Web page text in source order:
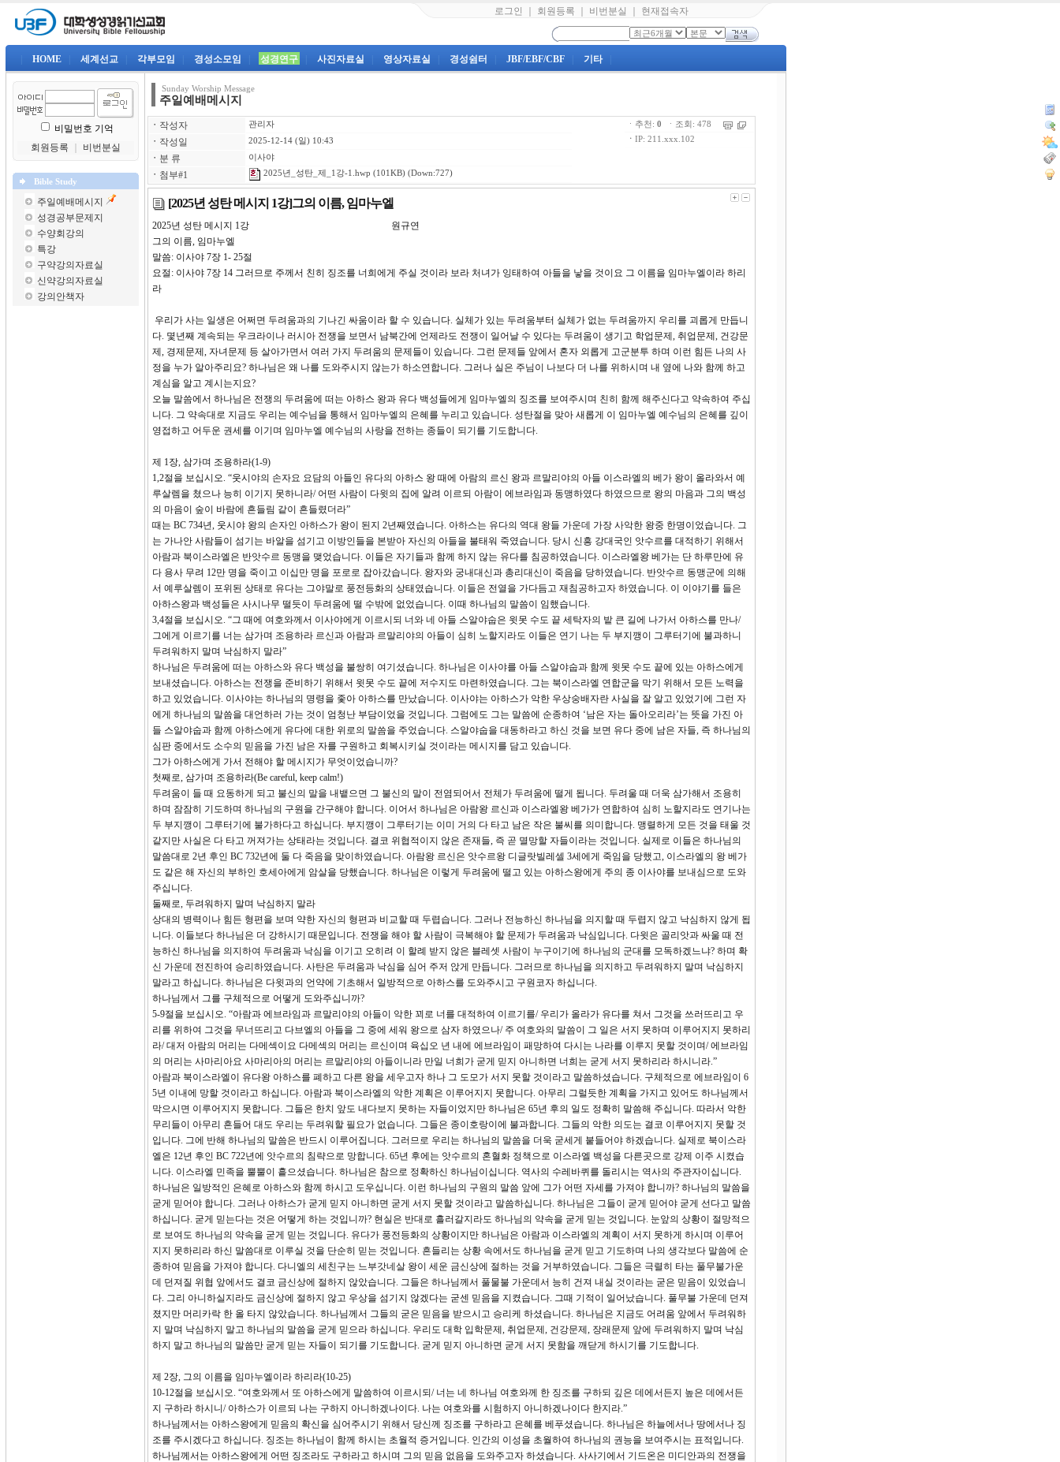
로그인 회원등록 비번분실 현재접속자
HOME 세계선교 각부모임 경성소모임 성경연구 사진자료실 영상자료실 경성쉼터 JBF/EBF/CBF 기타
비밀번호 기억
회원등록
비번분실
Bible Study
주일예배메시지
성경공부문제지
수양회강의
특강
구약강의자료실
신약강의자료실
강의안책자
Sunday Worship Message
주일예배메시지
ㆍ 작성자 관리자
ㆍ 작성일 2025-12-14 (일) 10:43
ㆍ 분 류 이사야
ㆍ 첨부#1 2025년_성탄_제_1강-1.hwp (101KB) (Down:727)
ㆍ추천: 0 ㆍ조회: 478
ㆍ IP: 211.xxx.102
[2025년 성탄 메시지 1강]그의 이름, 임마누엘
2025년 성탄 메시지 1강 원규연
그의 이름, 임마누엘
말씀: 이사야 7장 1- 25절
요절: 이사야 7장 14 그러므로 주께서 친히 징조를 너희에게 주실 것이라 보라 처녀가 잉태하여 아들을 낳을 것이요 그 이름을 임마누엘이라 하리
라
우리가 사는 일생은 어쩌면 두려움과의 기나긴 싸움이라 할 수 있습니다. 실체가 있는 두려움부터 실체가 없는 두려움까지 우리를 괴롭게 만듭니
다. 몇년째 계속되는 우크라이나 러시아 전쟁을 보면서 남북간에 언제라도 전쟁이 일어날 수 있다는 두려움이 생기고 학업문제, 취업문제, 건강문
제, 경제문제, 자녀문제 등 살아가면서 여러 가지 두려움의 문제들이 있습니다. 그런 문제들 앞에서 혼자 외롭게 고군분투 하며 이런 힘든 나의 사
정을 누가 알아주리요? 하나님은 왜 나를 도와주시지 않는가 하소연합니다. 그러나 실은 주님이 나보다 더 나를 위하시며 내 옆에 나와 함께 하고
계심을 알고 계시는지요?
오늘 말씀에서 하나님은 전쟁의 두려움에 떠는 아하스 왕과 유다 백성들에게 임마누엘의 징조를 보여주시며 친히 함께 해주신다고 약속하여 주십
니다. 그 약속대로 지금도 우리는 예수님을 통해서 임마누엘의 은혜를 누리고 있습니다. 성탄절을 맞아 새롭게 이 임마누엘 예수님의 은혜를 깊이
영접하고 어두운 권세를 이기며 임마누엘 예수님의 사랑을 전하는 종들이 되기를 기도합니다.
제 1장, 삼가며 조용하라(1-9)
1,2절을 보십시오. “웃시야의 손자요 요담의 아들인 유다의 아하스 왕 때에 아람의 르신 왕과 르말리야의 아들 이스라엘의 베가 왕이 올라와서 예
루살렘을 쳤으나 능히 이기지 못하니라/ 어떤 사람이 다윗의 집에 알려 이르되 아람이 에브라임과 동맹하였다 하였으므로 왕의 마음과 그의 백성
의 마음이 숲이 바람에 흔들림 같이 흔들렸더라”
때는 BC 734년, 웃시야 왕의 손자인 아하스가 왕이 된지 2년째였습니다. 아하스는 유다의 역대 왕들 가운데 가장 사악한 왕중 한명이었습니다. 그
는 가나안 사람들이 섬기는 바알을 섬기고 이방인들을 본받아 자신의 아들을 불태워 죽였습니다. 당시 신흥 강대국인 앗수르를 대적하기 위해서
아람과 북이스라엘은 반앗수르 동맹을 맺었습니다. 이들은 자기들과 함께 하지 않는 유다를 침공하였습니다. 이스라엘왕 베가는 단 하루만에 유
다 용사 무려 12만 명을 죽이고 이십만 명을 포로로 잡아갔습니다. 왕자와 궁내대신과 총리대신이 죽음을 당하였습니다. 반앗수르 동맹군에 의해
서 예루살렘이 포위된 상태로 유다는 그야말로 풍전등화의 상태였습니다. 이들은 전열을 가다듬고 재침공하고자 하였습니다. 이 이야기를 들은
아하스왕과 백성들은 사시나무 떨듯이 두려움에 떨 수밖에 없었습니다. 이때 하나님의 말씀이 임했습니다.
3,4절을 보십시오. “그 때에 여호와께서 이사야에게 이르시되 너와 네 아들 스알야숩은 윗못 수도 끝 세탁자의 밭 큰 길에 나가서 아하스를 만나/
그에게 이르기를 너는 삼가며 조용하라 르신과 아람과 르말리야의 아들이 심히 노할지라도 이들은 연기 나는 두 부지깽이 그루터기에 불과하니
두려워하지 말며 낙심하지 말라”
하나님은 두려움에 떠는 아하스와 유다 백성을 불쌍히 여기셨습니다. 하나님은 이사야를 아들 스알야숩과 함께 윗못 수도 끝에 있는 아하스에게
보내셨습니다. 아하스는 전쟁을 준비하기 위해서 윗못 수도 끝에 저수지도 마련하였습니다. 그는 북이스라엘 연합군을 막기 위해서 모든 노력을
하고 있었습니다. 이사야는 하나님의 명령을 좇아 아하스를 만났습니다. 이사야는 아하스가 악한 우상숭배자란 사실을 잘 알고 있었기에 그런 자
에게 하나님의 말씀을 대언하러 가는 것이 엄청난 부담이었을 것입니다. 그럼에도 그는 말씀에 순종하여 ‘남은 자는 돌아오리라’는 뜻을 가진 아
들 스알야숩과 함께 아하스에게 유다에 대한 위로의 말씀을 주었습니다. 스알야숩을 대동하라고 하신 것을 보면 유다 중에 남은 자들, 즉 하나님의
심판 중에서도 소수의 믿음을 가진 남은 자를 구원하고 회복시키실 것이라는 메시지를 담고 있습니다.
그가 아하스에게 가서 전해야 할 메시지가 무엇이었습니까?
첫째로, 삼가며 조용하라(Be careful, keep calm!)
두려움이 들 때 요동하게 되고 불신의 말을 내뱉으면 그 불신의 말이 전염되어서 전체가 두려움에 떨게 됩니다. 두려울 때 더욱 삼가해서 조용히
하며 잠잠히 기도하며 하나님의 구원을 간구해야 합니다. 이어서 하나님은 아람왕 르신과 이스라엘왕 베가가 연합하여 심히 노할지라도 연기나는
두 부지깽이 그루터기에 불가하다고 하십니다. 부지깽이 그루터기는 이미 거의 다 타고 남은 작은 불씨를 의미합니다. 맹렬하게 모든 것을 태울 것
같지만 사실은 다 타고 꺼져가는 상태라는 것입니다. 결코 위협적이지 않은 존재들, 즉 곧 멸망할 자들이라는 것입니다. 실제로 이들은 하나님의
말씀대로 2년 후인 BC 732년에 둘 다 죽음을 맞이하였습니다. 아람왕 르신은 앗수르왕 디글랏빌레셀 3세에게 죽임을 당했고, 이스라엘의 왕 베가
도 같은 해 자신의 부하인 호세아에게 암살을 당했습니다. 하나님은 이렇게 두려움에 떨고 있는 아하스왕에게 주의 종 이사야를 보내심으로 도와
주십니다.
둘째로, 두려워하지 말며 낙심하지 말라
상대의 병력이나 힘든 형편을 보며 약한 자신의 형편과 비교할 때 두렵습니다. 그러나 전능하신 하나님을 의지할 때 두렵지 않고 낙심하지 않게 됩
니다. 이들보다 하나님은 더 강하시기 때문입니다. 전쟁을 해야 할 사람이 극복해야 할 문제가 두려움과 낙심입니다. 다윗은 골리앗과 싸울 때 전
능하신 하나님을 의지하여 두려움과 낙심을 이기고 오히려 이 할례 받지 않은 블레셋 사람이 누구이기에 하나님의 군대를 모독하겠느냐? 하며 확
신 가운데 전진하여 승리하였습니다. 사탄은 두려움과 낙심을 심어 주저 앉게 만듭니다. 그러므로 하나님을 의지하고 두려워하지 말며 낙심하지
말라고 하십니다. 하나님은 다윗과의 언약에 기초해서 일방적으로 아하스를 도와주시고 구원코자 하십니다.
하나님께서 그를 구체적으로 어떻게 도와주십니까?
5-9절을 보십시오. “아람과 에브라임과 르말리야의 아들이 악한 꾀로 너를 대적하여 이르기를/ 우리가 올라가 유다를 쳐서 그것을 쓰러뜨리고 우
리를 위하여 그것을 무너뜨리고 다브엘의 아들을 그 중에 세워 왕으로 삼자 하였으나/ 주 여호와의 말씀이 그 일은 서지 못하며 이루어지지 못하리
라/ 대저 아람의 머리는 다메섹이요 다메섹의 머리는 르신이며 육십오 년 내에 에브라임이 패망하여 다시는 나라를 이루지 못할 것이며/ 에브라임
의 머리는 사마리아요 사마리아의 머리는 르말리야의 아들이니라 만일 너희가 굳게 믿지 아니하면 너희는 굳게 서지 못하리라 하시니라.”
아람과 북이스라엘이 유다왕 아하스를 폐하고 다른 왕을 세우고자 하나 그 도모가 서지 못할 것이라고 말씀하셨습니다. 구체적으로 에브라임이 6
5년 이내에 망할 것이라고 하십니다. 아람과 북이스라엘의 악한 계획은 이루어지지 못합니다. 아무리 그럴듯한 계획을 가지고 있어도 하나님께서
막으시면 이루어지지 못합니다. 그들은 한치 앞도 내다보지 못하는 자들이었지만 하나님은 65년 후의 일도 정확히 말씀해 주십니다. 따라서 악한
무리들이 아무리 흔들어 대도 우리는 두려워할 필요가 없습니다. 그들은 종이호랑이에 불과합니다. 그들의 악한 의도는 결코 이루어지지 못할 것
입니다. 그에 반해 하나님의 말씀은 반드시 이루어집니다. 그러므로 우리는 하나님의 말씀을 더욱 굳세게 붙들어야 하겠습니다. 실제로 북이스라
엘은 12년 후인 BC 722년에 앗수르의 침략으로 망합니다. 65년 후에는 앗수르의 혼혈화 정책으로 이스라엘 백성을 다른곳으로 강제 이주 시켰습
니다. 이스라엘 민족을 뿔뿔이 흩으셨습니다. 하나님은 참으로 정확하신 하나님이십니다. 역사의 수레바퀴를 돌리시는 역사의 주관자이십니다.
하나님은 일방적인 은혜로 아하스와 함께 하시고 도우십니다. 이런 하나님의 구원의 말씀 앞에 그가 어떤 자세를 가져야 합니까? 하나님의 말씀을
굳게 믿어야 합니다. 그러나 아하스가 굳게 믿지 아니하면 굳게 서지 못할 것이라고 말씀하십니다. 하나님은 그들이 굳게 믿어야 굳게 선다고 말씀
하십니다. 굳게 믿는다는 것은 어떻게 하는 것입니까? 현실은 반대로 흘러갈지라도 하나님의 약속을 굳게 믿는 것입니다. 눈앞의 상황이 절망적으
로 보여도 하나님의 약속을 굳게 믿는 것입니다. 유다가 풍전등화의 상황이지만 하나님은 아람과 이스라엘의 계획이 서지 못하게 하시며 이루어
지지 못하리라 하신 말씀대로 이루실 것을 단순히 믿는 것입니다. 흔들리는 상황 속에서도 하나님을 굳게 믿고 기도하며 나의 생각보다 말씀에 순
종하여 믿음을 가져야 합니다. 다니엘의 세친구는 느부갓네살 왕이 세운 금신상에 절하는 것을 거부하였습니다. 그들은 극렬히 타는 풀무불가운
데 던져질 위협 앞에서도 결코 금신상에 절하지 않았습니다. 그들은 하나님께서 풀물불 가운데서 능히 건져 내실 것이라는 굳은 믿음이 있었습니
다. 그리 아니하실지라도 금신상에 절하지 않고 우상을 섬기지 않겠다는 굳센 믿음을 지켰습니다. 그때 기적이 일어났습니다. 풀무불 가운데 던져
졌지만 머리카락 한 올 타지 않았습니다. 하나님께서 그들의 굳은 믿음을 받으시고 승리케 하셨습니다. 하나님은 지금도 어려움 앞에서 두려워하
지 말며 낙심하지 말고 하나님의 말씀을 굳게 믿으라 하십니다. 우리도 대학 입학문제, 취업문제, 건강문제, 장래문제 앞에 두려워하지 말며 낙심
하지 말고 하나님의 말씀만 굳게 믿는 자들이 되기를 기도합니다. 굳게 믿지 아니하면 굳게 서지 못함을 깨닫게 하시기를 기도합니다.
제 2장, 그의 이름을 임마누엘이라 하리라(10-25)
10-12절을 보십시오. “여호와께서 또 아하스에게 말씀하여 이르시되/ 너는 네 하나님 여호와께 한 징조를 구하되 깊은 데에서든지 높은 데에서든
지 구하라 하시니/ 아하스가 이르되 나는 구하지 아니하겠나이다. 나는 여호와를 시험하지 아니하겠나이다 한지라.”
하나님께서는 아하스왕에게 믿음의 확신을 심어주시기 위해서 당신께 징조를 구하라고 은혜를 베푸셨습니다. 하나님은 하늘에서나 땅에서나 징
조를 주시겠다고 하십니다. 징조는 하나님이 함께 하시는 초월적 증거입니다. 인간의 이성을 초월하여 하나님의 권능을 보여주시는 표적입니다.
하나님께서는 아하스왕에게 어떤 징조라도 구하라고 하시며 그의 믿음 없음을 도와주고자 하셨습니다. 사사기에서 기드온은 미디안과의 전쟁을